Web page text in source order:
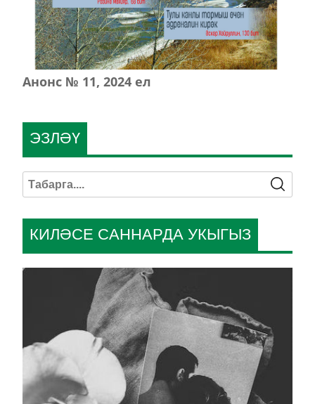
Анонс № 11, 2024 ел
КИЛӘСЕ САННАРДА УКЫГЫЗ
ЭЗЛӘҮ